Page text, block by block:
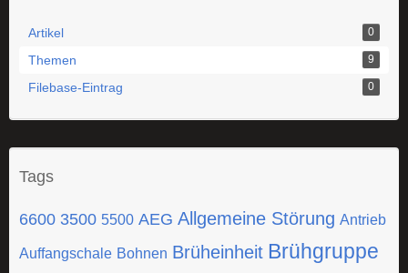
Artikel 0
Themen 9
Filebase-Eintrag 0
Tags
6600 3500 5500 AEG Allgemeine Störung Antrieb
Auffangschale Bohnen Brüheinheit Brühgruppe